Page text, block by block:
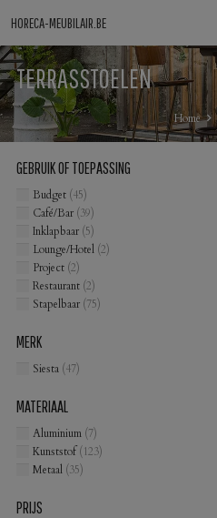
HORECA-MEUBILAIR.BE
TERRASSTOELEN
Home
GEBRUIK OF TOEPASSING
Budget (45)
Café/Bar (39)
Inklapbaar (5)
Lounge/Hotel (2)
Project (2)
Restaurant (2)
Stapelbaar (75)
MERK
Siesta (47)
MATERIAAL
Aluminium (7)
Kunststof (123)
Metaal (35)
PRIJS